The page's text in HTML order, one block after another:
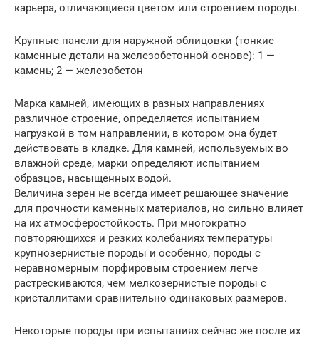
карьера, отличающиеся цветом или строением породы.
Крупные панели для наружной облицовки (тонкие
каменные детали на железобетонной основе): 1 —
камень; 2 — железобетон
Марка камней, имеющих в разных направлениях
различное строение, определяется испытанием
нагрузкой в том направлении, в котором она будет
действовать в кладке. Для камней, используемых во
влажной среде, марки определяют испытанием
образцов, насыщенных водой.
Величина зерен не всегда имеет решающее значение
для прочности каменных материалов, но сильно влияет
на их атмосферостойкость. При многократно
повторяющихся и резких колебаниях температуры
крупнозернистые породы и особенно, породы с
неравномерным порфировым строением легче
растрескиваются, чем мелкозернистые породы с
кристаллитами сравнительно одинаковых размеров.
Некоторые породы при испытаниях сейчас же после их